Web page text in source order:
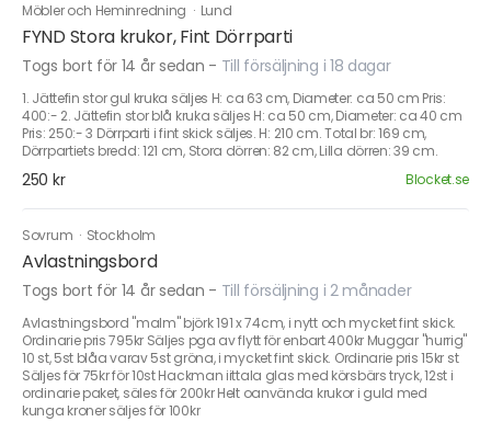
Möbler och Heminredning · Lund
FYND Stora krukor, Fint Dörrparti
Togs bort för 14 år sedan - Till försäljning i 18 dagar
1. Jättefin stor gul kruka säljes H: ca 63 cm, Diameter: ca 50 cm Pris:
400:- 2. Jättefin stor blå kruka säljes H: ca 50 cm, Diameter: ca 40 cm
Pris: 250:- 3 Dörrparti i fint skick säljes. H: 210 cm. Total br: 169 cm,
Dörrpartiets bredd: 121 cm, Stora dörren: 82 cm, Lilla dörren: 39 cm.
250 kr Blocket.se
Sovrum · Stockholm
Avlastningsbord
Togs bort för 14 år sedan - Till försäljning i 2 månader
Avlastningsbord "malm" björk 191 x 74cm, i nytt och mycket fint skick.
Ordinarie pris 795kr Säljes pga av flytt för enbart 400kr Muggar "hurrig"
10 st, 5st blåa varav 5st gröna, i mycket fint skick. Ordinarie pris 15kr st
Säljes för 75kr för 10st Hackman iittala glas med körsbärs tryck, 12st i
ordinarie paket, säles för 200kr Helt oanvända krukor i guld med
kunga kroner säljes för 100kr